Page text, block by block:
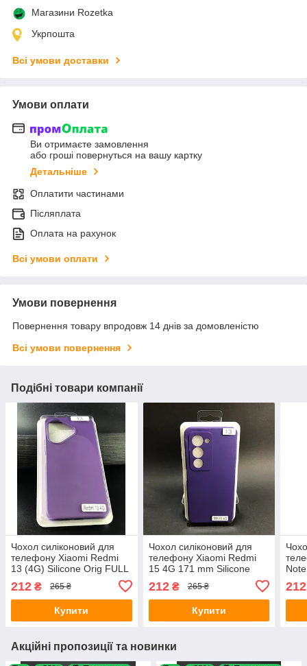
Магазини Rozetka
Укрпошта
Всі умови доставки
Умови оплати
Ви отримаєте замовлення
або гроші повернуться на вашу картку
Детальніше
Оплатити частинами
Післяплата
Оплата на рахунок
Всі умови оплати
Умови повернення
Повернення товару впродовж 14 днів за домовленістю
Всі умови повернення
Подібні товари компанії
Чохол силіконовий для
телефону Xiaomi Redmi
13 (4G) Silicone Orig FULL
212 ₴ 265 ₴
Купити
Чохол силіконовий для
телефону Xiaomi Redmi
15 4G 171 mm Silicone
4you
212₴ 265 ₴
Купити
4you
212
Акційні пропозиції та новинки